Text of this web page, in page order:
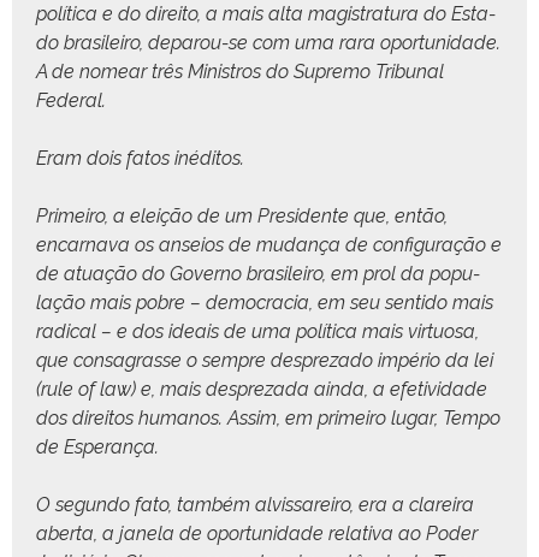
políti­ca e do dire­ito, a mais alta mag­i­s­tratu­ra do Esta­
do brasileiro, deparou-se com uma rara opor­tu­nidade.
A de nomear três Min­istros do Supre­mo Tri­bunal
Federal.
Eram dois fatos inéditos.
Primeiro, a eleição de um Pres­i­dente que, então,
encar­na­va os anseios de mudança de con­fig­u­ração e
de atu­ação do Gov­er­no brasileiro, em prol da pop­u­
lação mais pobre – democ­ra­cia, em seu sen­ti­do mais
rad­i­cal – e dos ideais de uma políti­ca mais vir­tu­osa,
que con­sagrasse o sem­pre despreza­do império da lei
(rule of law) e, mais despreza­da ain­da, a efe­tivi­dade
dos dire­itos humanos. Assim, em primeiro lugar, Tem­po
de Esperança.
O segun­do fato, tam­bém alvis­sareiro, era a clareira
aber­ta, a janela de opor­tu­nidade rel­a­ti­va ao Poder